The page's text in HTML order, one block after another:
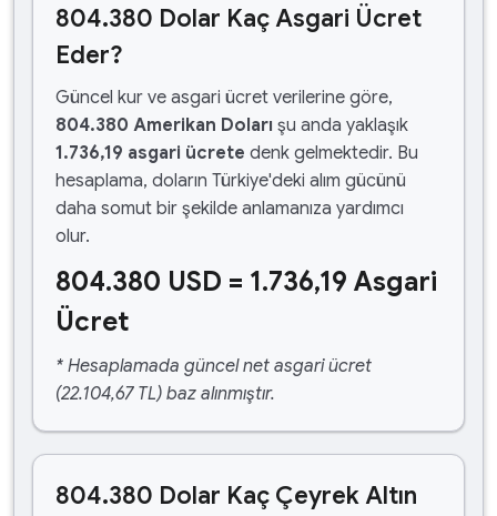
804.380 Dolar Kaç Asgari Ücret
Eder?
Güncel kur ve asgari ücret verilerine göre,
804.380 Amerikan Doları şu anda yaklaşık
1.736,19 asgari ücrete denk gelmektedir. Bu
hesaplama, doların Türkiye'deki alım gücünü
daha somut bir şekilde anlamanıza yardımcı
olur.
804.380 USD = 1.736,19 Asgari
Ücret
* Hesaplamada güncel net asgari ücret
(22.104,67 TL) baz alınmıştır.
804.380 Dolar Kaç Çeyrek Altın